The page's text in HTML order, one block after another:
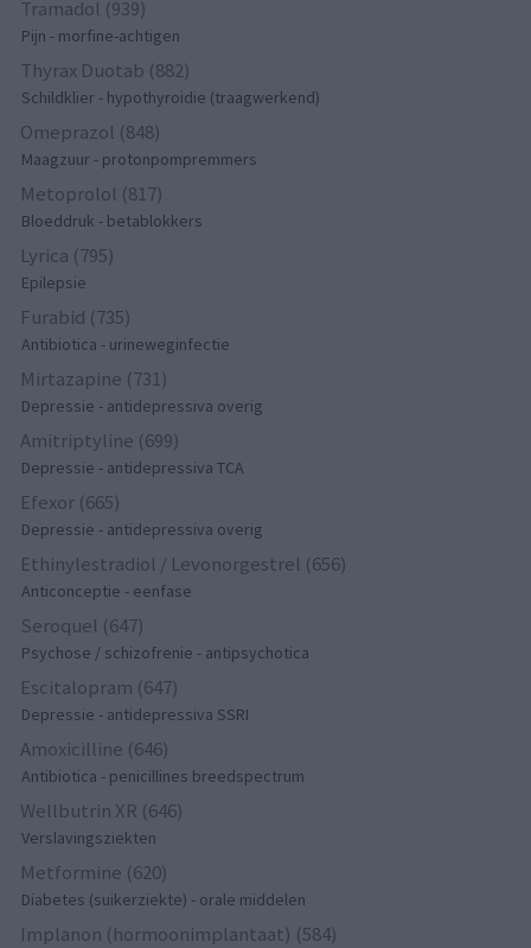
Tramadol (939)
Pijn - morfine-achtigen
Thyrax Duotab (882)
Schildklier - hypothyroidie (traagwerkend)
Omeprazol (848)
Maagzuur - protonpompremmers
Metoprolol (817)
Bloeddruk - betablokkers
Lyrica (795)
Epilepsie
Furabid (735)
Antibiotica - urineweginfectie
Mirtazapine (731)
Depressie - antidepressiva overig
Amitriptyline (699)
Depressie - antidepressiva TCA
Efexor (665)
Depressie - antidepressiva overig
Ethinylestradiol / Levonorgestrel (656)
Anticonceptie - eenfase
Seroquel (647)
Psychose / schizofrenie - antipsychotica
Escitalopram (647)
Depressie - antidepressiva SSRI
Amoxicilline (646)
Antibiotica - penicillines breedspectrum
Wellbutrin XR (646)
Verslavingsziekten
Metformine (620)
Diabetes (suikerziekte) - orale middelen
Implanon (hormoonimplantaat) (584)